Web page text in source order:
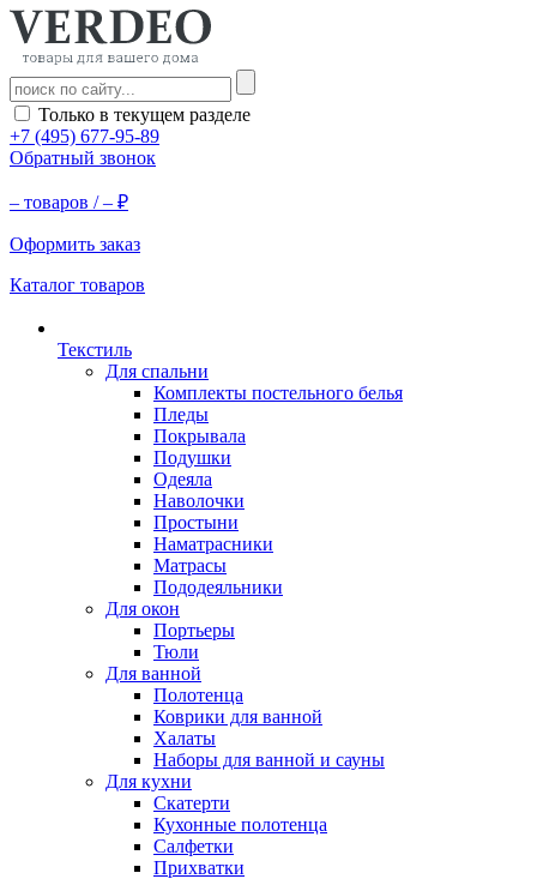
Только в текущем разделе
+7 (495) 677-95-89
Обратный звонок
– товаров /– ₽
Оформить заказ
Каталог товаров
Текстиль
Для спальни
Комплекты постельного белья
Пледы
Покрывала
Подушки
Одеяла
Наволочки
Простыни
Наматрасники
Матрасы
Пододеяльники
Для окон
Портьеры
Тюли
Для ванной
Полотенца
Коврики для ванной
Халаты
Наборы для ванной и сауны
Для кухни
Скатерти
Кухонные полотенца
Салфетки
Прихватки